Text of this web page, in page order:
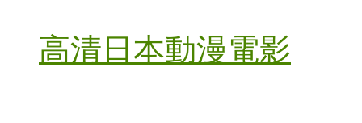
高清日本動漫電影